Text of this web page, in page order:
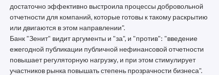
достаточно эффективно выстроила процессы добровольной
отчетности для компаний, которые готовы к такому раскрытию
или двигаются в этом направлении".
Банк "Зенит" видит аргументы и "за", и "против": "введение
ежегодной публикации публичной нефинансовой отчетности
повышает регуляторную нагрузку, и при этом стимулирует
участников рынка повышать степень прозрачности бизнеса".